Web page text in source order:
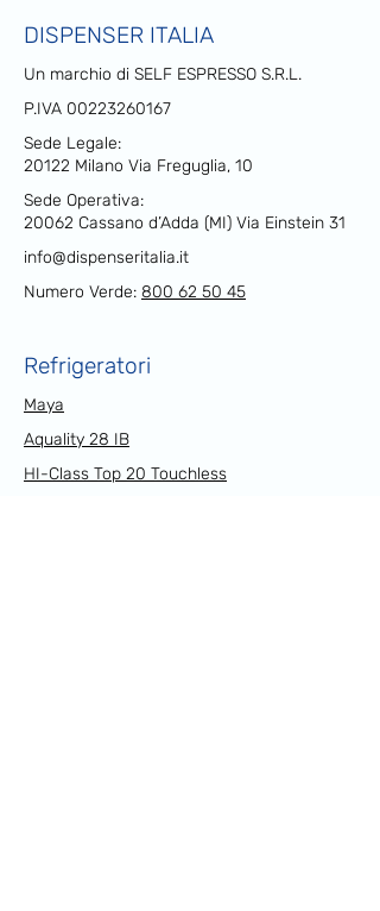
DISPENSER ITALIA
Un marchio di SELF ESPRESSO S.R.L.
P.IVA 00223260167
Sede Legale:
20122 Milano Via Freguglia, 10
Sede Operativa:
20062 Cassano d’Adda (MI) Via Einstein 31
info@dispenseritalia.it
Numero Verde: 800 62 50 45
Refrigeratori
Maya
Aquality 28 IB
HI-Class Top 20 Touchless